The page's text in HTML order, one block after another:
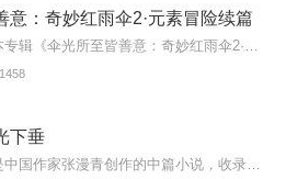
意：奇妙红雨伞2·元素冒险续篇
1458
下垂